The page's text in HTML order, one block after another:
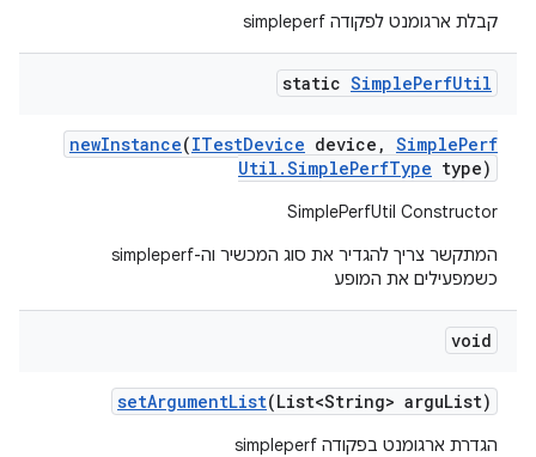
קבלת ארגומנט לפקודה simpleperf
static SimplePerfUtil
newInstance(ITestDevice device , SimplePerf
Util .SimplePerfType type)
SimplePerfUtil Constructor
המתקשר צריך להגדיר את סוג המכשיר וה-simpleperf
כשמפעילים את המופע
void
setArgumentList(List<String> arguList)
הגדרת ארגומנט בפקודה simpleperf